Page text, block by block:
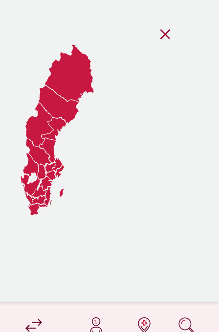
på 1177.se
på 1177.se
på 1177.se
på 1177.se